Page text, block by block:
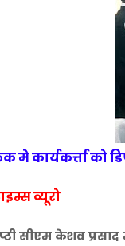
मे कार्यकर्त्ता को
व्यूरो
सीएम केशव प्रसाद